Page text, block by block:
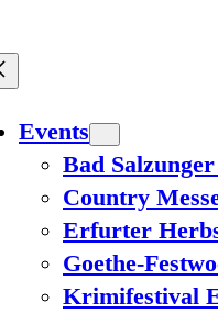
Events
Bad
Country
Erfurter
Goethe-
Krimifestival